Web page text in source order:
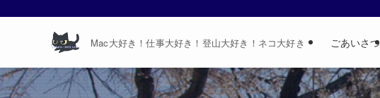
Mac大好き！仕事大好き！登山大好き！ネコ大好き ごあいさつ